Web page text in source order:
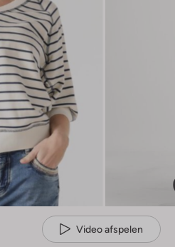
Video afspelen